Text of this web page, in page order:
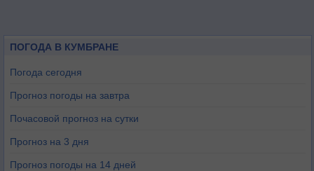
ПОГОДА В КУМБРАНЕ
Погода сегодня
Прогноз погоды на завтра
Почасовой прогноз на сутки
Прогноз на 3 дня
Прогноз погоды на 14 дней